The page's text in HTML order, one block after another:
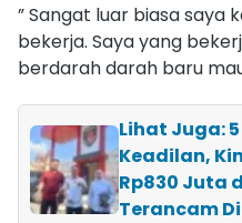
” Sangat luar biasa saya
bekerja. Saya yang
berdarah darah baru
Lihat Juga:
Keadilan,
Rp830 Juta
Terancam